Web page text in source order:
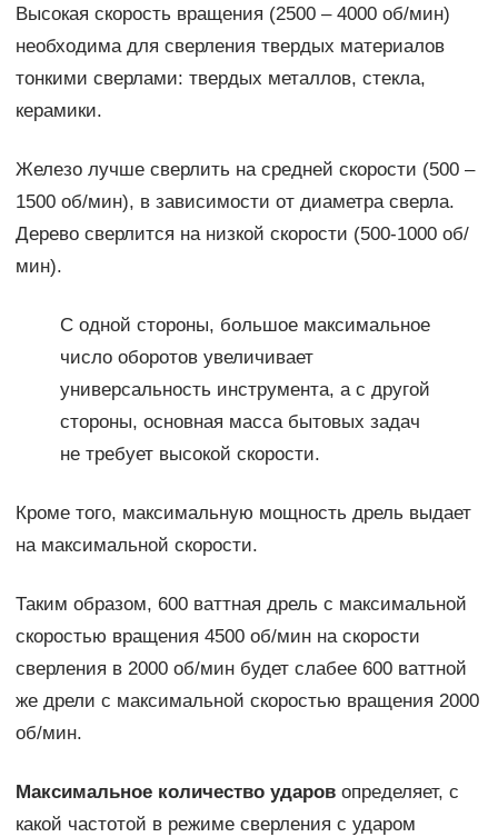
Высокая скорость вращения (2500 – 4000 об/мин)
необходима для сверления твердых материалов
тонкими сверлами: твердых металлов, стекла,
керамики.
Железо лучше сверлить на средней скорости (500 –
1500 об/мин), в зависимости от диаметра сверла.
Дерево сверлится на низкой скорости (500-1000 об/
мин).
С одной стороны, большое максимальное
число оборотов увеличивает
универсальность инструмента, а с другой
стороны, основная масса бытовых задач
не требует высокой скорости.
Кроме того, максимальную мощность дрель выдает
на максимальной скорости.
Таким образом, 600 ваттная дрель с максимальной
скоростью вращения 4500 об/мин на скорости
сверления в 2000 об/мин будет слабее 600 ваттной
же дрели с максимальной скоростью вращения 2000
об/мин.
Максимальное количество ударовопределяет, с
какой частотой в режиме сверления с ударом